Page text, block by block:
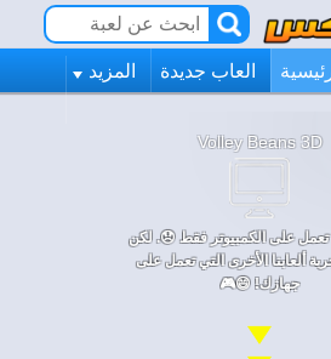
العاب جديدة المزيد
Volley Beans 3D
تعمل على الكمبيوتر فقط 😞. لكن
ألعابنا الأخرى التي تعمل على
جهازك! 😄🎮